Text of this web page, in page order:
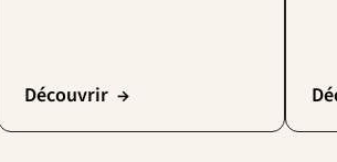
Découvrir  →